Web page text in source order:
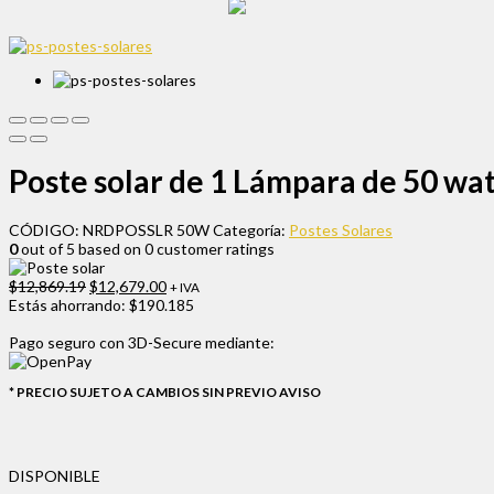
Poste solar de 1 Lámpara de 50
CÓDIGO: NRDPOSSLR 50WCategoría: Postes Solares
0out of5 based on 0customer ratings
$12,869.19$12,679.00 + IVA
Estás ahorrando: $190.185
Pago seguro con 3D-Securemediante:
* PRECIO SUJETO A CAMBIOS SIN PREVIO AVISO
DISPONIBLE